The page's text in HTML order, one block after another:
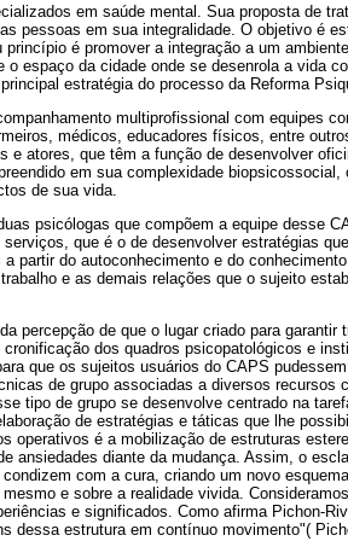
em saúde mental. Sua proposta de
pessoas em sua integralidade. O objetivo é
é promover a integração a um
o espaço da cidade onde se desenrola a vida
estratégia do processo da Reforma
multiprofissional com equipes
médicos, educadores físicos, entre
e atores, que têm a função de desenvolver
em sua complexidade
de sua vida.
psicólogas que compõem a equipe desse
que é o de desenvolver estratégias
partir do autoconhecimento e do
e as demais relações que o sujeito
percepção de que o lugar criado para garantir
dos quadros psicopatológicos e
que os sujeitos usuários do CAPS
de grupo associadas a diversos recursos
tipo de grupo se desenvolve centrado na
de estratégias e táticas que lhe
operativos é a mobilização de estruturas
ansiedades diante da mudança. Assim, o
com a cura, criando um novo
e sobre a realidade vivida.
e significados. Como afirma Pichon-
dessa estrutura em contínuo movimento"(